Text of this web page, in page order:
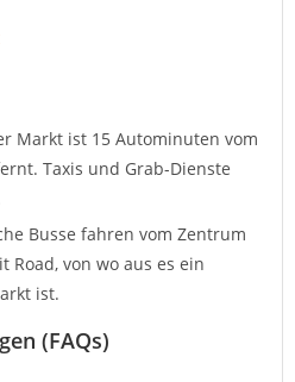
Markt ist 15 Autominuten vom
Taxis und Grab-Dienste
Busse fahren vom Zentrum
Road, von wo aus es ein
ist.
(FAQs)